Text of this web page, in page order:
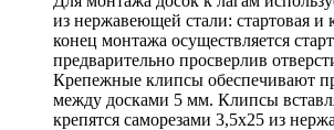
из нержавеющей стали: стартовая и
конец монтажа осуществляется
предварительно просверлив
Крепежные клипсы обеспечивают
между досками 5 мм. Клипсы
крепятся саморезами 3,5х25 из